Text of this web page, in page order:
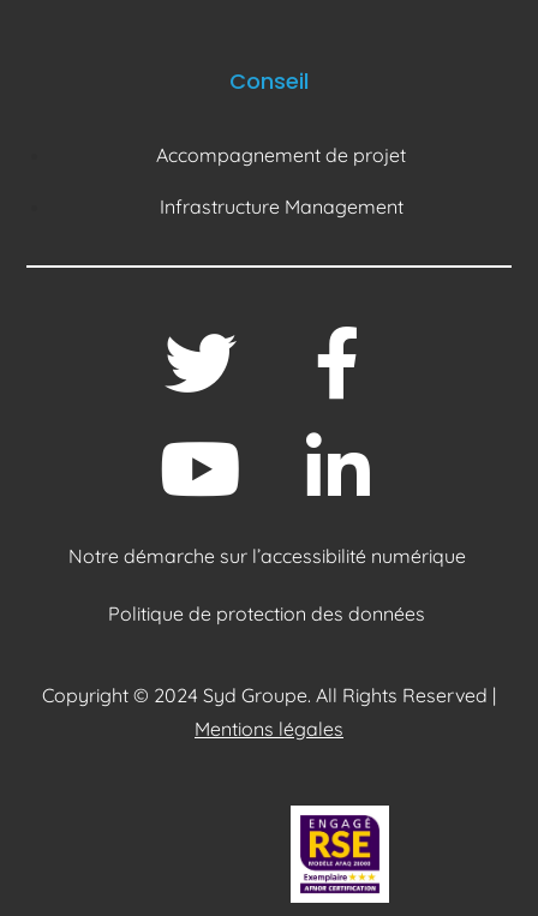
Conseil
Accompagnement de projet
Infrastructure Management
Notre démarche sur l’accessibilité numérique
Politique de protection des données
Copyright © 2024 Syd Groupe. All Rights Reserved |
Mentions légales